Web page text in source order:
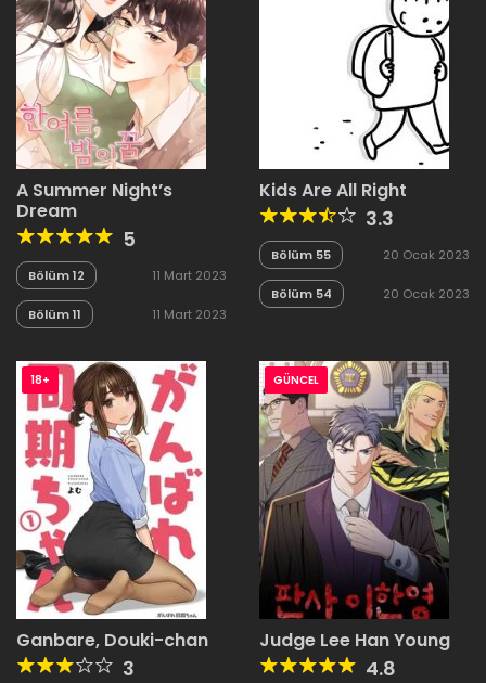
A Summer Night’s
Dream
5
Bölüm 12 11 Mart 2023
Bölüm 11 11 Mart 2023
Kids Are All Right
3.3
Bölüm 55 20 Ocak 2023
Bölüm 54 20 Ocak 2023
18+
Ganbare, Douki-chan
3
GÜNCEL
Judge Lee Han Young
4.8